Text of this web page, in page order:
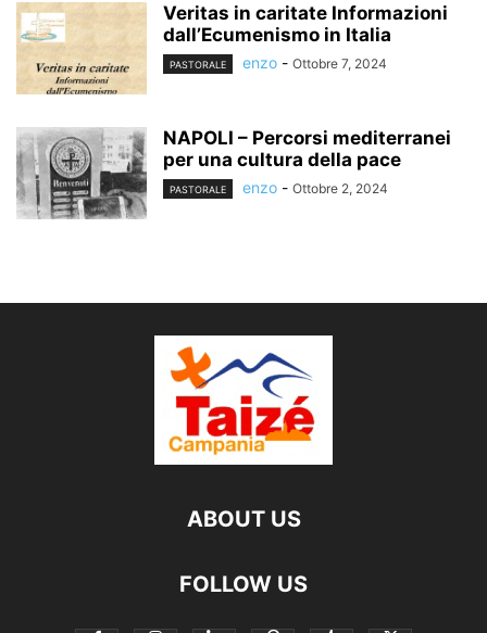
Veritas in caritate Informazioni
dall’Ecumenismo in Italia
PASTORALE enzo - Ottobre 7, 2024
NAPOLI – Percorsi mediterranei
per una cultura della pace
PASTORALE enzo - Ottobre 2, 2024
ABOUT US
FOLLOW US